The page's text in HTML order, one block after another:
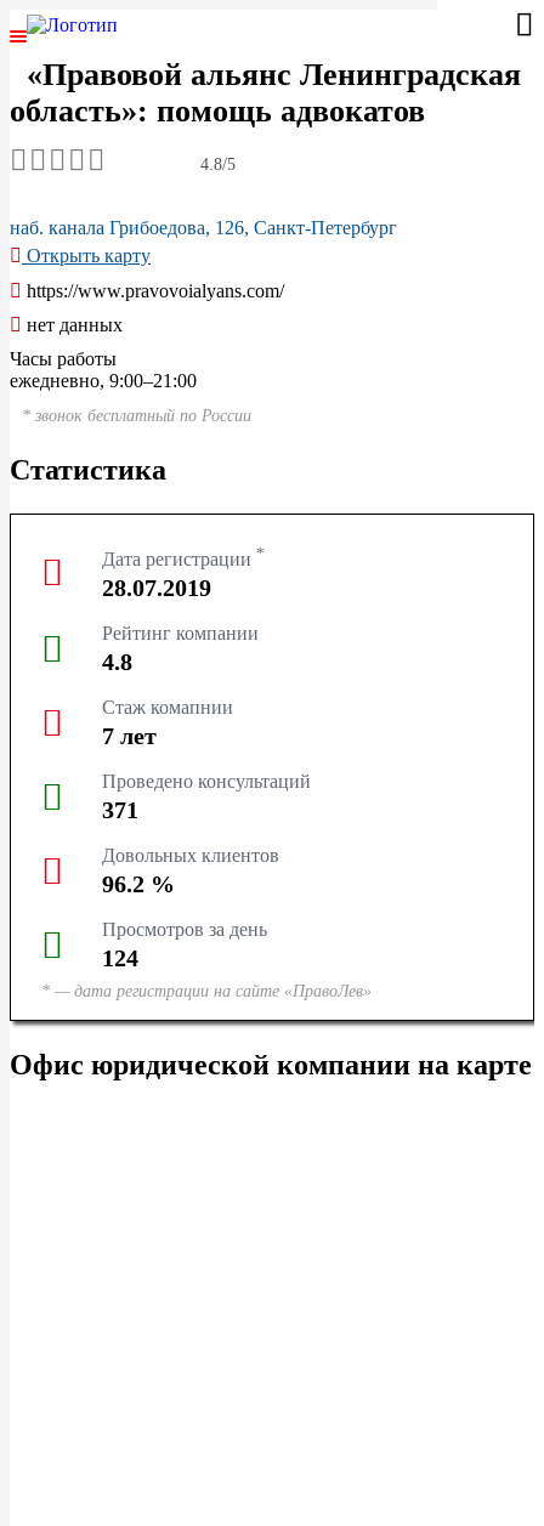
«Правовой альянс Ленинградская
область»: помощь адвокатов
4.8/5
наб. канала Грибоедова, 126, Санкт-Петербург
Открыть карту
https://www.pravovoialyans.com/
нет данных
Часы работы
ежедневно, 9:00–21:00
* звонок бесплатный по России
Статистика
Дата регистрации *
28.07.2019
Рейтинг компании
4.8
Стаж комапнии
7 лет
Проведено консультаций
371
Довольных клиентов
96.2 %
Просмотров за день
124
* — дата регистрации на сайте «ПравоЛев»
Офис юридической компании на карте
ГЛАВНАЯ
АВТОРСКОЕ ПРАВО
УГОЛОВНОЕ ПРАВО
ТЮМЕНЬ
КРАСНОЯРСК
НОВОСИБИРСК
КЕМЕРОВО
ЯРОСЛАВЛЬ